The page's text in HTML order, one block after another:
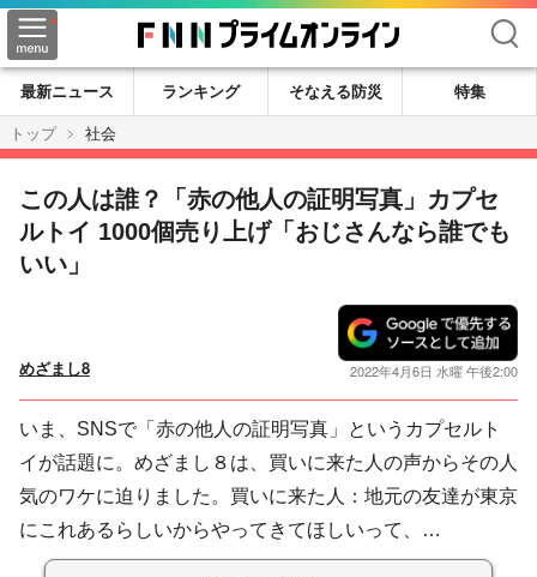
検索
最新ニュース ランキング そなえる防災
特集
トップ
社会
この人は誰？「赤の他人の証明写真」カプセ
ルトイ 1000個売り上げ「おじさんなら誰でも
いい」
めざまし8 2022年4月6日 水曜 午後2:00
いま、SNSで「赤の他人の証明写真」というカプセルト
イが話題に。めざまし８は、買いに来た人の声からその人
気のワケに迫りました。買いに来た人：地元の友達が東京
にこれあるらしいからやってきてほしいって、…